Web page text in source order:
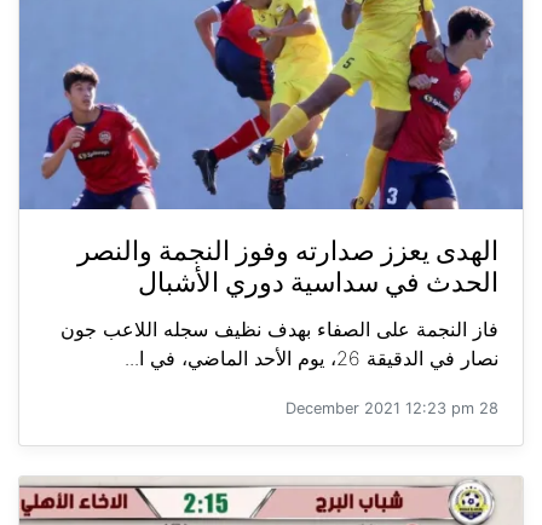
الهدى يعزز صدارته وفوز النجمة والنصر
الحدث في سداسية دوري الأشبال
فاز النجمة على الصفاء بهدف نظيف سجله اللاعب جون
نصار في الدقيقة 26، يوم الأحد الماضي، في ا...
28 December 2021 12:23 pm